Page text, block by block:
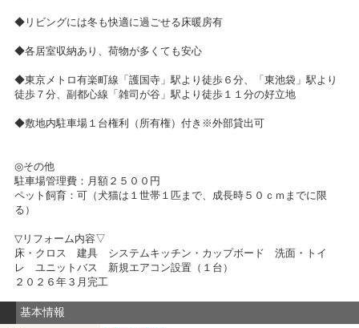
◆リビングには冬も快適に過ごせる床暖房有
◆各居室収納あり、荷物が多くても安心
◆東京メトロ有楽町線「護国寺」駅より徒歩６分、「東池袋」駅より
徒歩７分、副都心線「雑司が谷」駅より徒歩１１分の好立地
◆敷地内駐車場１台権利（所有権）付き※外部貸出可
◎その他
駐車場管理費：月額２５００円
ペット飼育：可（犬猫は１世帯１匹まで、成長時５０ｃｍまでに限
る）
▽リフォーム内容▽
床・クロス 建具 システムキッチン・カップボード 洗面・トイ
レ ユニットバス 新規エアコン設置（１台）
２０２６年３月完工
基本情報